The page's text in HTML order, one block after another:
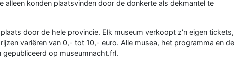
alleen konden plaatsvinden door de donkerte als dekmantel te
door de hele provincie. Elk museum verkoopt z’n eigen tickets,
variëren van 0,- tot 10,- euro. Alle musea, het programma en de
op museumnacht.frl.